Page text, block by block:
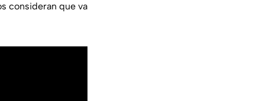
consideran que va